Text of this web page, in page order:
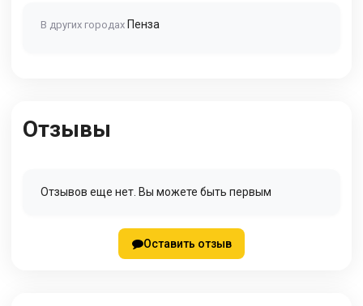
В других городах Пенза
Отзывы
Отзывов еще нет. Вы можете быть первым
Оставить отзыв